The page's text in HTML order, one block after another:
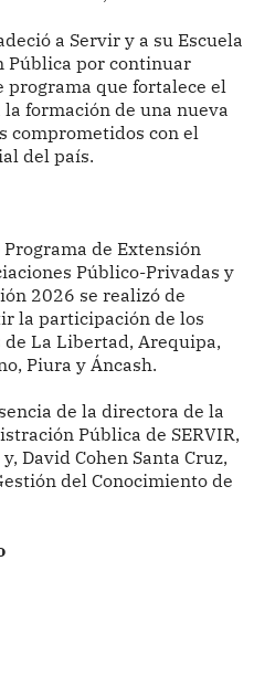
a Servir y a su Escuela
Pública por continuar
programa que fortalece el
formación de una nueva
comprometidos con el
del país.
de Extensión
Público-Privadas y
2026 se realizó de
la participación de los
La Libertad, Arequipa,
Piura y Áncash.
de la directora de la
Pública de SERVIR,
David Cohen Santa Cruz,
del Conocimiento de